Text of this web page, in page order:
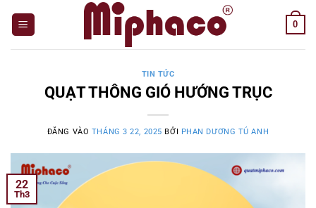
0
TIN TỨC
QUẠT THÔNG GIÓ HƯỚNG TRỤC
ĐĂNG VÀO THÁNG 3 22, 2025 BỞI PHAN DƯƠNG TÚ ANH
22
Th3